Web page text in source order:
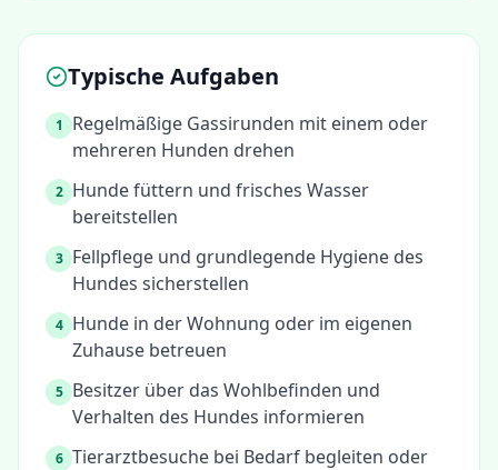
Typische Aufgaben
1
Regelmäßige Gassirunden mit einem oder
mehreren Hunden drehen
2 Hunde füttern und frisches Wasser
bereitstellen
3 Fellpflege und grundlegende Hygiene des
Hundes sicherstellen
4 Hunde in der Wohnung oder im eigenen
Zuhause betreuen
5 Besitzer über das Wohlbefinden und
Verhalten des Hundes informieren
6 Tierarztbesuche bei Bedarf begleiten oder